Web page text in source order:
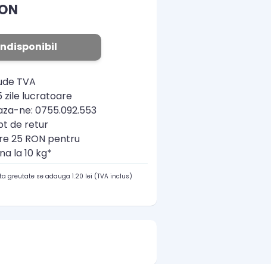
TVA
zile lucratoare
ne: 0755.092.553
de retur
25 RON pentru
la 10 kg*
greutate se adauga 1.20 lei (TVA inclus)